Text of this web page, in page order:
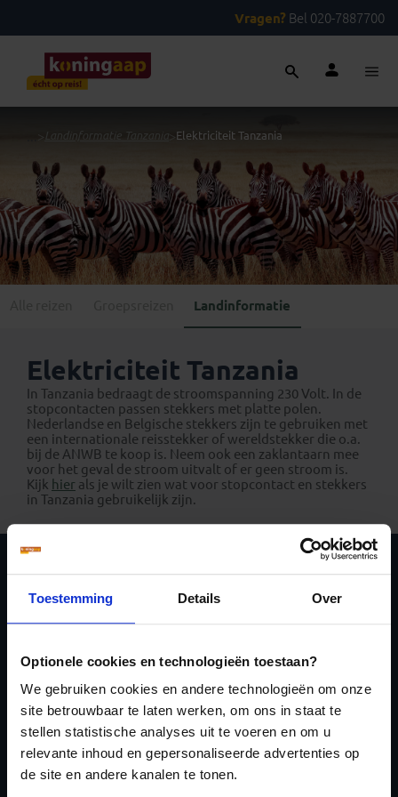
Toestemming Details Over
Optionele cookies en technologieën toestaan?
We gebruiken cookies en andere technologieën om onze
site betrouwbaar te laten werken, om ons in staat te
stellen statistische analyses uit te voeren en om u
relevante inhoud en gepersonaliseerde advertenties op
de site en andere kanalen te tonen.
Vragen? Bel 020-7887700
Landinformatie Tanzania >Elektriciteit Tanzania
Landinformatie
Elektriciteit Tanzania
In Tanzania bedraagt de stroomspanning 230 Volt. In de
stopcontacten passen stekkers met platte polen.
Nederlandse en Belgische stekkers zijn te gebruiken met
een internationale reisstekker of wereldstekker die o.a.
bij de ANWB te koop is. Neem ook een zaklantaarn mee
voor het geval de stroom uitvalt of er geen stroom is.
Kijk hier als je wilt zien wat voor stopcontact en stekkers
in Tanzania gebruikelijk zijn.
Schrijf je in voor de
nieuwsbrief
Inschrijven